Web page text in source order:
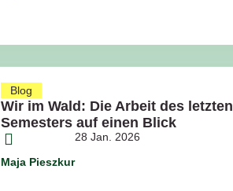
Blog
Wir im Wald: Die Arbeit des letzten
Semesters auf einen Blick
Maja Pieszkur
28 Jan. 2026